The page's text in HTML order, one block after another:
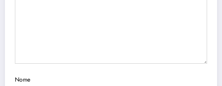
Nome